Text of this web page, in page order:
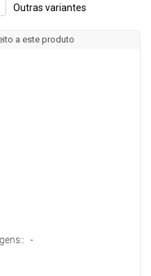
Outras variantes
a este produto
-